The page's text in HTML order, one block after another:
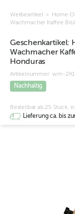
Werbeartikel > Home
Wachmacher Kaffee
Geschenkartikel:
Wachmacher
Honduras
Artikelnummer:wm-
Nachhaltig
Bestellbar ab 25 Stück,
Lieferung ca. bis